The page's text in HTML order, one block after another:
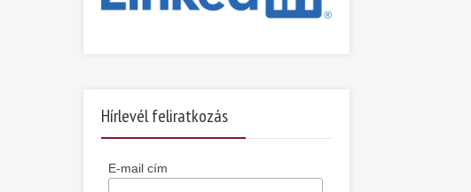
Hírlevél feliratkozás
E-mail cím